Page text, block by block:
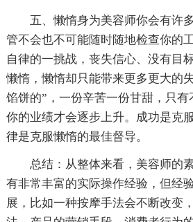
五、懒惰身为美容师你会有许多
管不会也不可能随时随地检查你的
自律的一挑战，丧失信心、没有目
懒惰，懒惰却只能带来更多更大的
馅饼的”，一份辛苦一份甘甜，只有
你的业绩才会逐步上升。成功是克
律是克服懒惰的最佳督导。
总结：从整体来看，美容师的素
有非常丰富的实际操作经验，但经
展，比如一种按摩手法会不断改变